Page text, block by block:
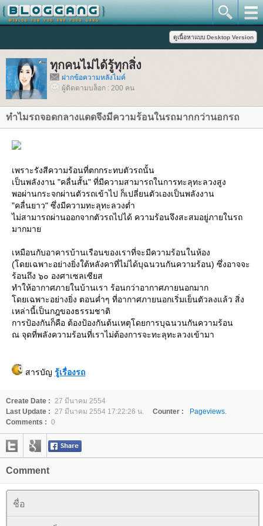
ทุกคนไม่ได้รู้ทุกสิ่ง
ฝากข้อความหลังไมค์
ผู้ติดตามบล็อก : 200 คน
ทำไมรถจอดกลางแดดจึงมีความร้อนในรถมากกว่านอกรถ
เพราะรังสีความร้อนที่ตกกระทบตัวรถนั้น
เป็นพลังงาน "คลื่นสั้น" ที่มีความสามารถในการทะลุทะลวงสูง
พอผ่านกระจกผ่านตัวรถเข้าไป ก็เปลี่ยนตัวเองเป็นพลังงาน
"คลื่นยาว" ซึ่งมีความทะลุทะลวงต่ำ
ไม่สามารถผ่านออกจากตัวรถไปได้ ความร้อนจึงสะสมอยู่ภายในรถ
มากมา
เหมือนกับอาคารบ้านเรือนของเราที่จะมีความร้อนในห้อง
(โดยเฉพาะอย่างยิ่งใต้หลังคาที่ไม่ได้บุฉนวนกันความร้อน) ซึ่งอาจจะ
ร้อนถึง ๖๐ องศาเซลเซียส
ทำให้อากาศภายในบ้านเรา ร้อนกว่าอากาศภายนอกมาก
ดยเฉพาะอย่างยิ่ง ตอนค่ำๆ ที่อากาศภายนอกเริ่มเย็นตัวลงแล้ว สิ่ง
เหล่านี้เป็นกฎของธรรมชาติ
การป้องกันก็คือ ต้องป้องกันต้นเหตุโดยการบุฉนวนกันความร้อน
ณ จุดที่พลังความร้อนที่เราไม่ต้องการจะทะลุทะลวงเข้ามา
สารบัญ รู้เรื่องรถ
Create Date : 27 มีนาคม 2554
Last Update : 27 มีนาคม 2554 17:22:26 น. Counter :
Pageviews.
Comments : 0
Comment